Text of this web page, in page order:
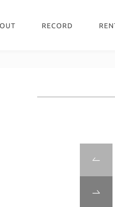
RECORD